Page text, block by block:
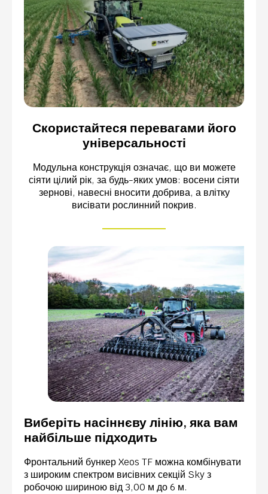
Скористайтеся перевагами його
універсальності
Модульна конструкція означає, що ви можете
сіяти цілий рік, за будь-яких умов: восени сіяти
зернові, навесні вносити добрива, а влітку
висівати рослинний покрив.
Виберіть насіннєву лінію, яка вам
найбільше підходить
Фронтальний бункер Xeos TF можна комбінувати
з широким спектром висівних секцій Sky з
робочою шириною від 3,00 м до 6 м.